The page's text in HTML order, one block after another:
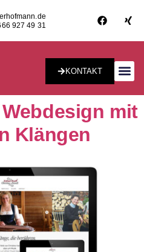
927 49 31
KONTAKT
mit
Klängen